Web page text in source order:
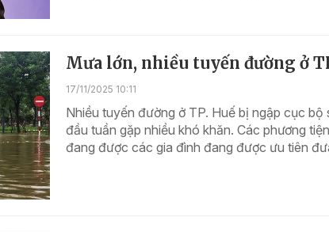
Mưa lớn, nhiều tuyến đường ở
17/11/2025 10:11
Nhiều tuyến đường ở TP. Huế bị ngập cục bộ
đầu tuần gặp nhiều khó khăn. Các phương
đang được các gia đình đang được ưu tiên